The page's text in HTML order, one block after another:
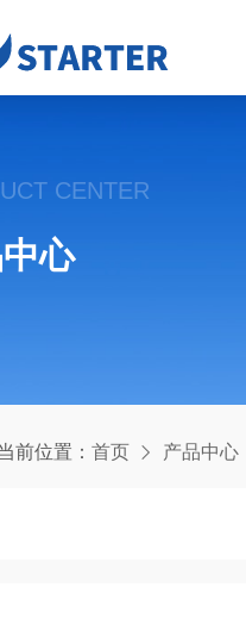
CENTER
心
前位置：首页 产品中心